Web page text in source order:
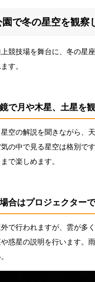
で冬の星空を観察
競技場を舞台に、冬の星
す。
で月や木星、土星を
空の解説を聞きながら、
の中で見る星空は格別で
で楽しめます。
合はプロジェクター
で行われますが、雲が多
惑星の説明を行います。